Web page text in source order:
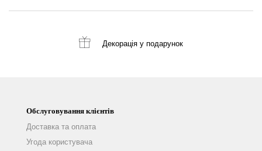
Декорація у подарунок
Обслуговування клієнтів
Доставка та оплата
Угода користувача